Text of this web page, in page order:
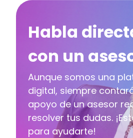
Habla
con un
Aunque somos una
digital, siempre
apoyo de un asesor
resolver tus dudas.
para ayudarte!